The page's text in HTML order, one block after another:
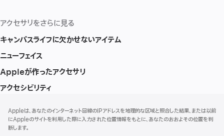
アクセサリをさらに見る
キャンパスライフに欠かせないアイテム
ニューフェイス
Appleが作ったアクセサリ
アクセシビリティ
ッ
タ
注
Appleは、あなたのインターネット回線のIPアドレスを地理的な区域と照合した結果、または以前
にAppleのサイトを利用した際に入力された位置情報をもとに、あなたのおおよその位置を判
断します。